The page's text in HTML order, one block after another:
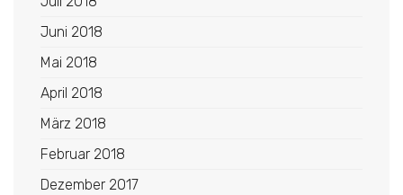
Juni 2018
Mai 2018
April 2018
März 2018
Februar 2018
Dezember 2017